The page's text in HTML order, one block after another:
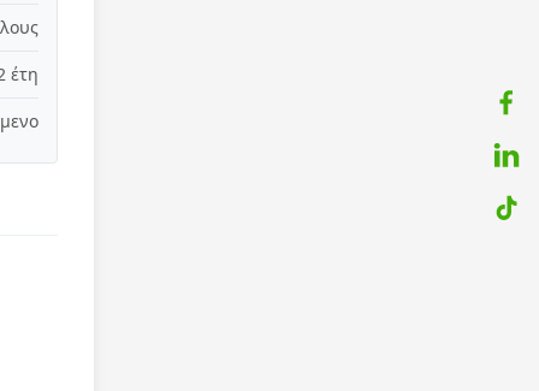
έτη